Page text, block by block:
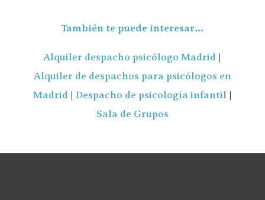
También te puede interesar…
Alquiler despacho psicólogo Madrid
Alquiler de despachos para psicólogos en
Madrid
Despacho de psicología infantil
Sala de Grupos